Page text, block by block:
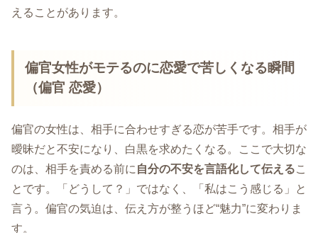
えることがあります。
偏官女性がモテるのに恋愛で苦しくなる瞬間
（偏官 恋愛）
偏官の女性は、相手に合わせすぎる恋が苦手です。相手が
曖昧だと不安になり、白黒を求めたくなる。ここで大切な
のは、相手を責める前に 自分の不安を言語化して伝えるこ
とです。「どうして？」ではなく、「私はこう感じる」と
言う。偏官の気迫は、伝え方が整うほど“魅力”に変わりま
す。